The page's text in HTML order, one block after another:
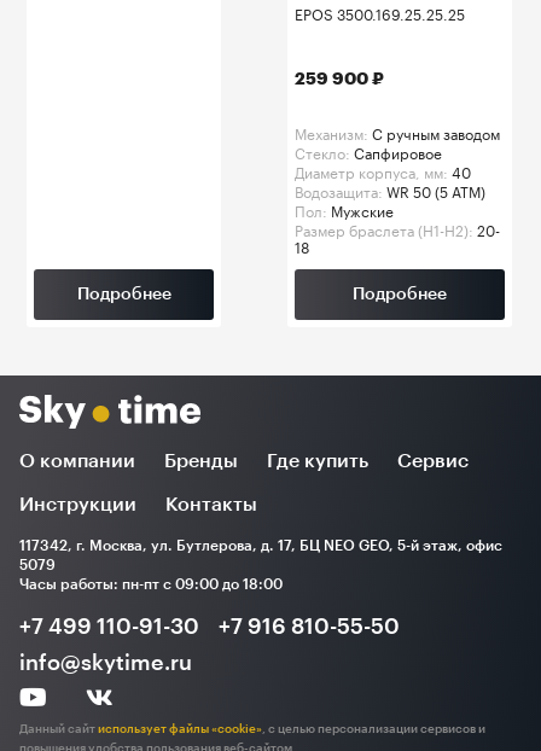
Подробнее
EPOS 3500.169.25.25.25
259 900 ₽
Механизм: C ручным заводом
Стекло: Сапфировое
Диаметр корпуса, мм: 40
Водозащита: WR 50 (5 ATM)
Пол: Мужские
Размер браслета (H1-H2): 20-
18
Подробнее
О компании Бренды Где купить Сервис
Инструкции Контакты
117342, г. Москва, ул. Бутлерова, д. 17, БЦ NEO GEO, 5-й этаж, офис
5079
Часы работы: пн-пт с 09:00 до 18:00
+7 499 110-91-30
+7 916 810-55-50
info@skytime.ru
Данный сайт использует файлы «cookie», с целью персонализации сервисов и
повышения удобства пользования веб-сайтом.